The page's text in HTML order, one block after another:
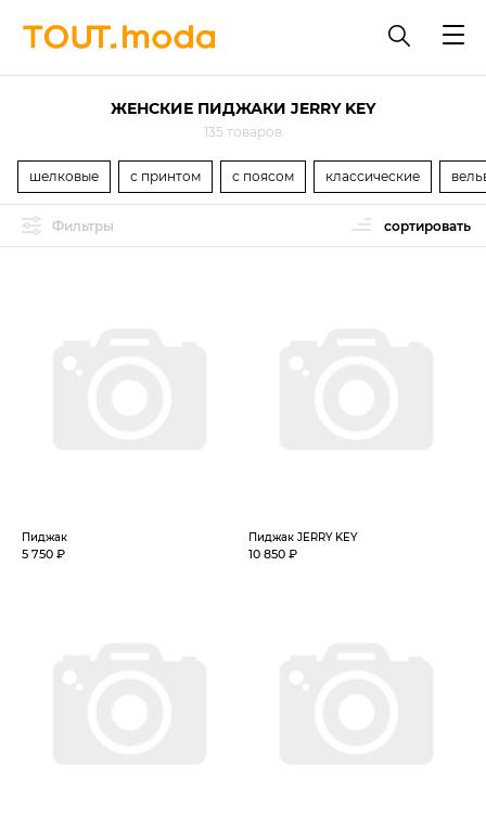
ЖЕНСКИЕ ПИДЖАКИ JERRY KEY
135 товаров
шелковые с принтом с поясом классические
Фильтры сортировать
Пиджак
5 750 ₽
Пиджак JERRY KEY
10 850 ₽